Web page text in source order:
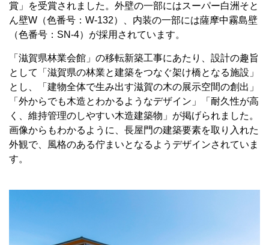
賞」を受賞されました。外壁の一部にはスーパー白洲そと
ん壁W（色番号：W-132）、内装の一部には薩摩中霧島壁
（色番号：SN-4）が採用されています。
「滋賀県林業会館」の移転新築工事にあたり、設計の趣旨
として「滋賀県の林業と建築をつなぐ架け橋となる施設」
とし、「建物全体で生み出す滋賀の木の展示空間の創出」
「外からでも木造とわかるようなデザイン」「耐久性が高
く、維持管理のしやすい木造建築物」が掲げられました。
画像からもわかるように、長屋門の建築要素を取り入れた
外観で、風格のある佇まいとなるようデザインされていま
す。